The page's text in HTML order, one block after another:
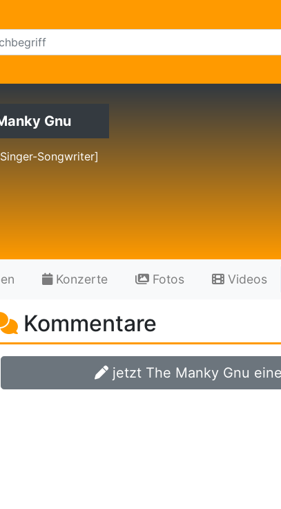
Gnu
Songwriter]
Konzerte Fotos Videos
Kommentare
jetzt The Manky Gnu